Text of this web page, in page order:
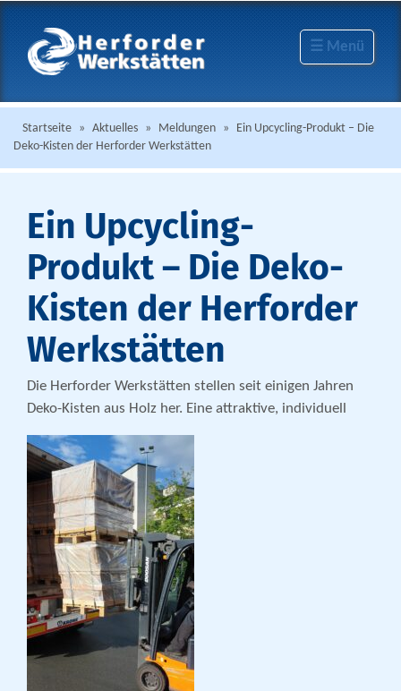
☰ Menü
Startseite » Aktuelles » Meldungen »
Ein Upcycling-Produkt – Die
Deko-Kisten der Herforder Werkstätten
Ein Upcycling-
Produkt – Die Deko-
Kisten der Herforder
Werkstätten
Die Herforder Werkstätten stellen seit einigen Jahren
Deko-Kisten aus Holz her. Eine attraktive, individuell